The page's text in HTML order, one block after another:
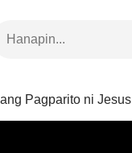
Pagparito ni Jesus